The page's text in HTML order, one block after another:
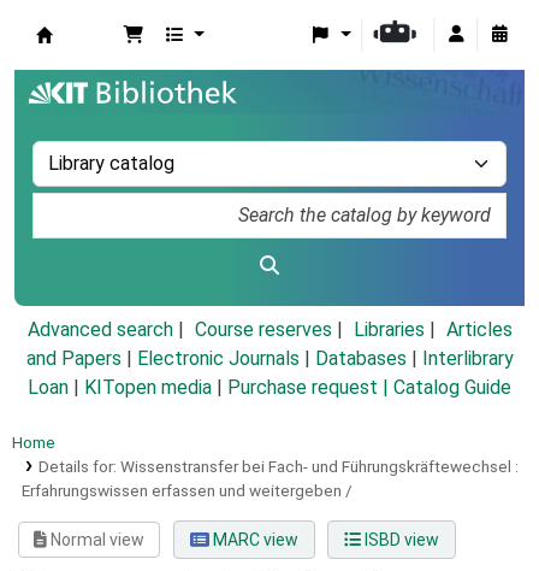
Advanced search Course reserves Libraries
Articles
and Papers
Electronic Journals Databases
Interlibrary
Loan
KITopen media Purchase request | Catalog Guide
Home
Details for: Wissenstransfer bei Fach- und Führungskräftewechsel :
Erfahrungswissen erfassen und weitergeben /
Normal view MARC view ISBD view